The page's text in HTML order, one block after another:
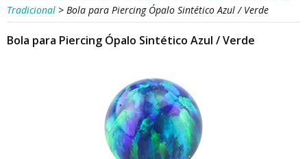
Tradicional > Bola para Piercing Ópalo Sintético Azul / Verde
Bola para Piercing Ópalo Sintético Azul / Verde